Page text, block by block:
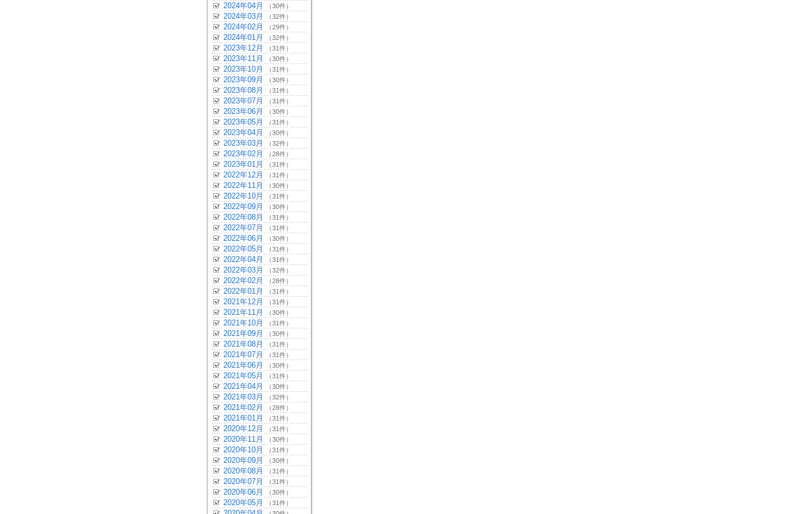
2024年04月 （30件）
2024年03月 （32件）
2024年02月 （29件）
2024年01月 （32件）
2023年12月 （31件）
2023年11月 （30件）
2023年10月 （31件）
2023年09月 （30件）
2023年08月 （31件）
2023年07月 （31件）
2023年06月 （30件）
2023年05月 （31件）
2023年04月 （30件）
2023年03月 （32件）
2023年02月 （28件）
2023年01月 （31件）
2022年12月 （31件）
2022年11月 （30件）
2022年10月 （31件）
2022年09月 （30件）
2022年08月 （31件）
2022年07月 （31件）
2022年06月 （30件）
2022年05月 （31件）
2022年04月 （31件）
2022年03月 （32件）
2022年02月 （28件）
2022年01月 （31件）
2021年12月 （31件）
2021年11月 （30件）
2021年10月 （31件）
2021年09月 （30件）
2021年08月 （31件）
2021年07月 （31件）
2021年06月 （30件）
2021年05月 （31件）
2021年04月 （30件）
2021年03月 （32件）
2021年02月 （28件）
2021年01月 （31件）
2020年12月 （31件）
2020年11月 （30件）
2020年10月 （31件）
2020年09月 （30件）
2020年08月 （31件）
2020年07月 （31件）
2020年06月 （30件）
2020年05月 （31件）